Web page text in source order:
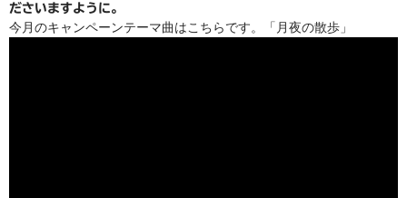
陶磁器
ださいますように。
今月のキャンペーンテーマ曲はこちらです。「月夜の散歩」